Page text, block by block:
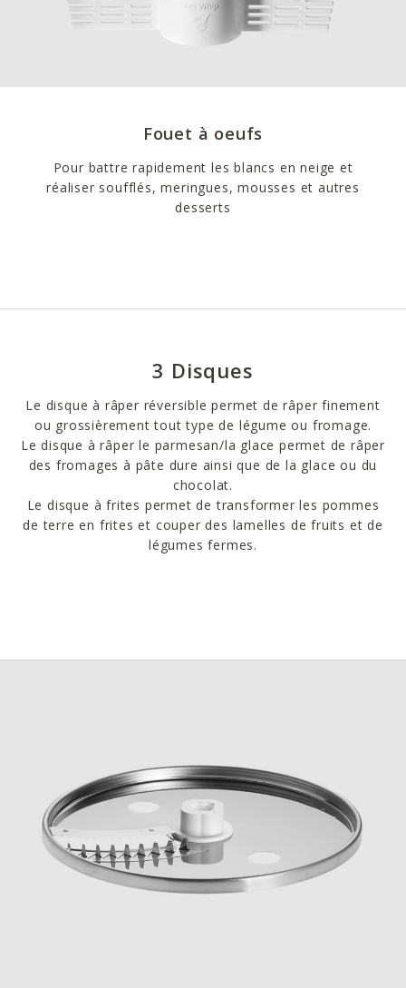
Fouet à oeufs
Pour battre rapidement les blancs en neige et
réaliser soufflés, meringues, mousses et autres
desserts
3 Disques
Le disque à râper réversible permet de râper finement
ou grossièrement tout type de légume ou fromage.
Le disque à râper le parmesan/la glace permet de râper
des fromages à pâte dure ainsi que de la glace ou du
chocolat.
Le disque à frites permet de transformer les pommes
de terre en frites et couper des lamelles de fruits et de
légumes fermes.